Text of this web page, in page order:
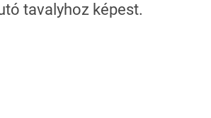
tavalyhoz képest.